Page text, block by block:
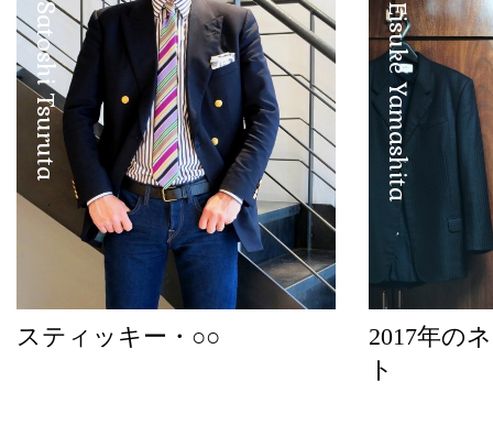
Satoshi Tsuruta
スティッキー・○○
Eisuke Yamashita
2017年の
ト